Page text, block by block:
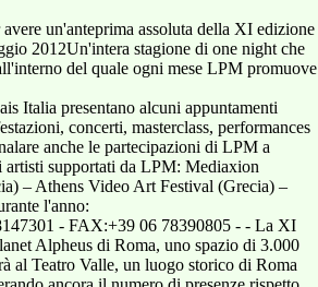
un'anteprima assoluta della XI edizione
2012Un'intera stagione di one night che
del quale ogni mese LPM promuove
Italia presentano alcuni appuntamenti
concerti, masterclass, performances
anche le partecipazioni di LPM a
artisti supportati da LPM: Mediaxion
– Athens Video Art Festival (Grecia) –
l'anno:
- FAX:+39 06 78390805 - - La XI
Alpheus di Roma, uno spazio di 3.000
al Teatro Valle, un luogo storico di Roma